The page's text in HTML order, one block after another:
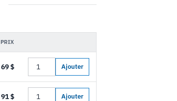
PRIX
69 $ Ajouter
91 $ Ajouter